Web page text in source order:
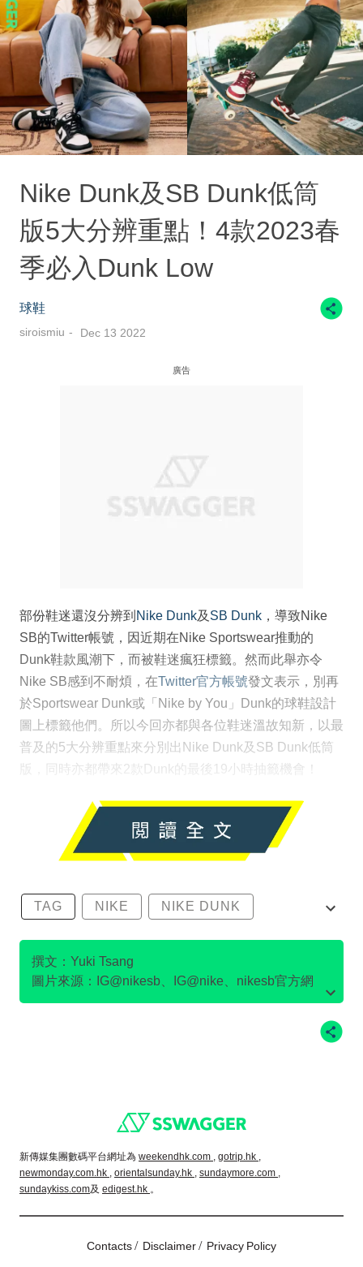
Nike Dunk及SB Dunk低筒
版5大分辨重點！4款2023春
季必入Dunk Low
球鞋
siroismiu Dec 13 2022
廣告
部份鞋迷還沒分辨到 Nike Dunk及 SB Dunk ，導致Nike
SB的Twitter帳號，因近期在Nike Sportswear推動的
Dunk鞋款風潮下，而被鞋迷瘋狂標籤。然而此舉亦令
Nike SB感到不耐煩，在Twitter官方帳號發文表示，別再
於Sportswear Dunk或「Nike by You」Dunk的球鞋設計
圖上標籤他們。所以今回亦都與各位鞋迷溫故知新，以最
普及的5大分辨重點來分別出Nike Dunk及SB Dunk低筒
版，同時亦都帶來2款Dunk的最後19小時抽籤機會！
TAG NIKE NIKE DUNK
SB DUNK
撰文：Yuki Tsang
圖片來源：IG@nikesb、IG@nike、nikesb官方網
站、Twitter@nikesb截圖、nike官方網站、
新傳媒集團數碼平台網址為 weekendhk.com ,
gotrip.hk ,
newmonday.com.hk ,
orientalsunday.hk ,
sundaymore.com ,
sundaykiss.com及 edigest.hk 。
Contacts/ Disclaimer/ Privacy Policy